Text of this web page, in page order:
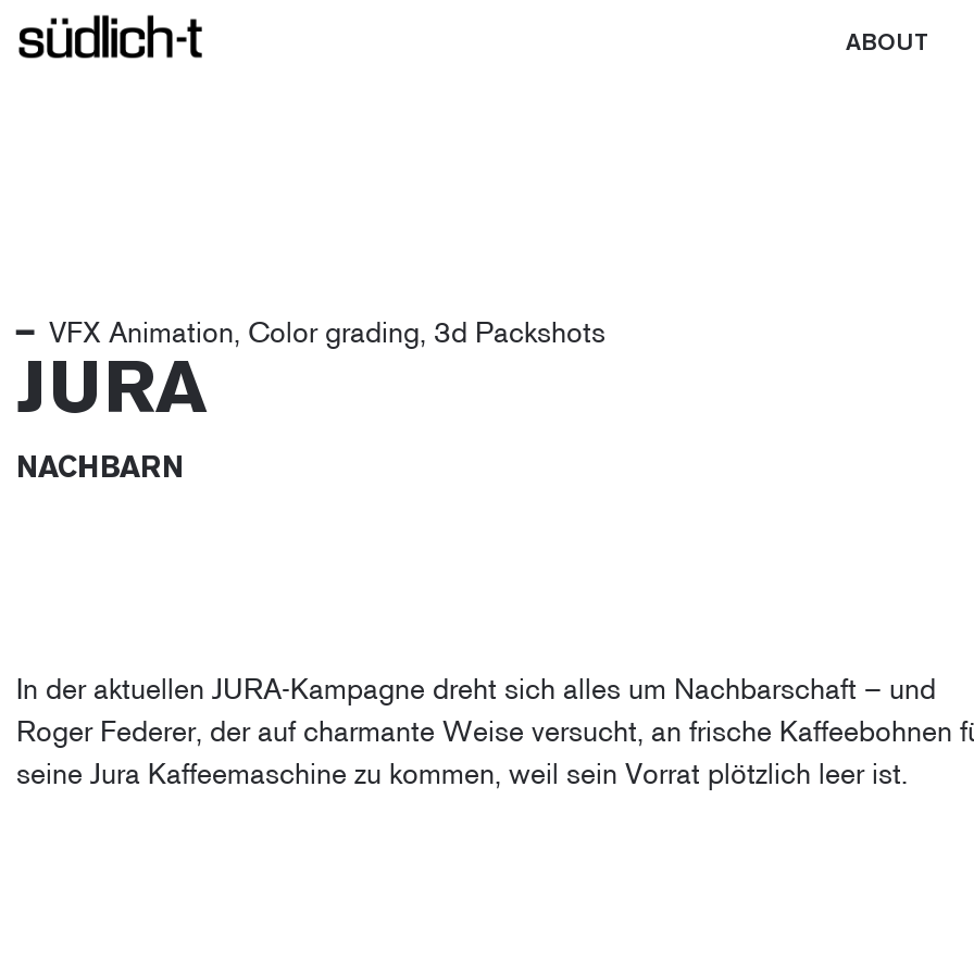
ABOUT
━ VFX Animation, Color grading, 3d Packshots
JURA
NACHBARN
In der aktuellen JURA-Kampagne dreht sich alles um Nachbarschaft – und
Roger Federer, der auf charmante Weise versucht, an frische Kaffeebohnen
seine Jura Kaffeemaschine zu kommen, weil sein Vorrat plötzlich leer ist.